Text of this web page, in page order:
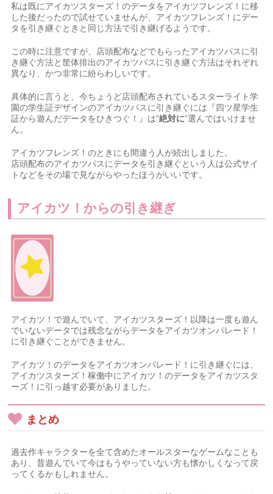
私は既にアイカツスターズ！のデータをアイカツフレンズ！に移
した後だったので試せていませんが、アイカツフレンズ！にデー
タを引き継ぐときと同じ方法で引き継げるようです。
この時に注意ですが、店頭配布などでもらったアイカツパスに引
き継ぐ方法と筐体排出のアイカツパスに引き継ぐ方法はそれぞれ
異なり、かつ非常に紛らわしいです。
具体的に言うと、今ちょうど店頭配布されているスターライト学
園の学生証デザインのアイカツパスに引き継ぐには『四ツ星学生
証から遊んだデータをひきつぐ！』は”絶対に”選んではいけませ
ん。
アイカツフレンズ！のときにも間違う人が続出しました。
店頭配布のアイカツパスにデータを引き継ぐという人は公式サイ
トなどをその場で見ながらやったほうがいいです。
アイカツ！からの引き継ぎ
アイカツ！で遊んでいて、アイカツスターズ！以降は一度も遊ん
でいないデータでは残念ながらデータをアイカツオンパレード！
に引き継ぐことができません。
アイカツ！のデータをアイカツオンパレード！に引き継ぐには、
アイカツスターズ！稼働中にアイカツ！のデータをアイカツスタ
ーズ！に引っ越す必要がありました。
まとめ
過去作キャラクターを全て含めたオールスターなゲームなことも
あり、昔遊んでいて今はもうやっていない方も懐かしくなって戻
ってくるかもしれません。